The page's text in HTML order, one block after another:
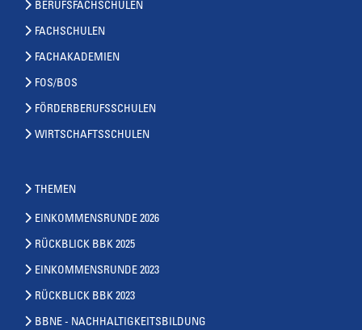
BERUFSFACHSCHULEN
FACHSCHULEN
FACHAKADEMIEN
FOS/BOS
FÖRDERBERUFSSCHULEN
WIRTSCHAFTSSCHULEN
THEMEN
EINKOMMENSRUNDE 2026
RÜCKBLICK BBK 2025
EINKOMMENSRUNDE 2023
RÜCKBLICK BBK 2023
BBNE - NACHHALTIGKEITSBILDUNG